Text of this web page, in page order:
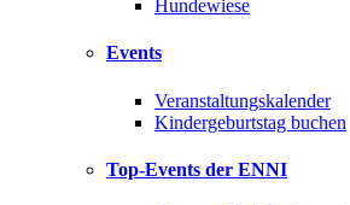
Hundewiese
Events
Veranstaltungskalender
Kindergeburtstag buchen
Top-Events der ENNI